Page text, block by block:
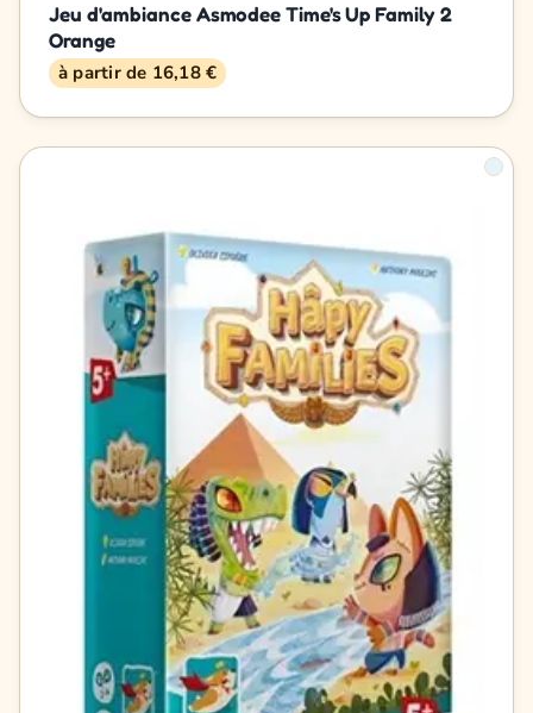
Jeu d'ambiance Asmodee Time's Up Family 2
Orange
à partir de 16,18 €